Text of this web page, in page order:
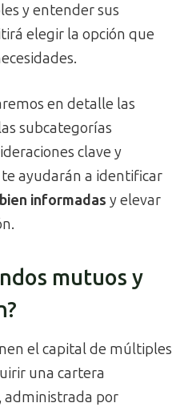
y entender sus
elegir la opción que
en detalle las
subcategorías
clave y
ayudarán a identificar
informadas y elevar
mutuos y
el capital de múltiples
una cartera
administrada por